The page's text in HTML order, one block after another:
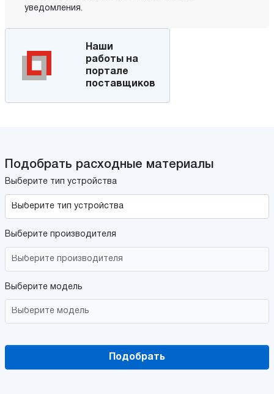
уведомления.
Наши
работы на
портале
поставщиков
Подобрать расходные материалы
Выберите тип устройства
Выберите производителя
Выберите модель
Подобрать